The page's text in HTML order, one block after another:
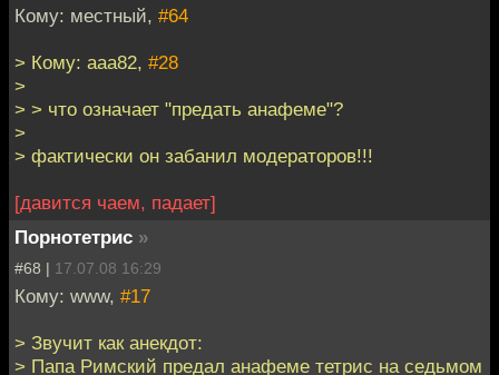
Кому: местный, #64
> Кому: aaa82, #28
>
> > что означает "предать анафеме"?
>
> фактически он забанил модераторов!!!
[давится чаем, падает]
Порнотетрис »
#68 | 17.07.08 16:29
Кому: www, #17
> Звучит как анекдот:
> Папа Римский предал анафеме тетрис на седьмом